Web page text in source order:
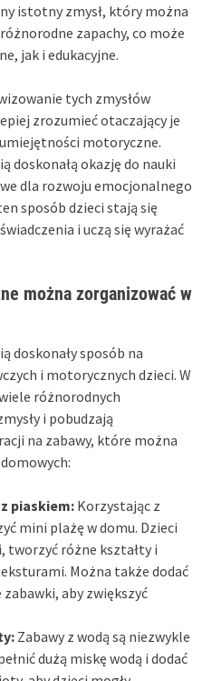
istotny zmysł, który można
zapachy, co może
jak i edukacyjne.
tych zmysłów
zrozumieć otaczający je
motoryczne.
doskonałą okazję do nauki
dla rozwoju emocjonalnego
sposób dzieci stają się
i uczą się wyrażać
można zorganizować w
doskonały sposób na
i motorycznych dzieci. W
różnorodnych
i pobudzają
na zabawy, które można
piaskiem: Korzystając z
mini plażę w domu. Dzieci
tworzyć różne kształty i
Można także dodać
aby zwiększyć
Zabawy z wodą są niezwykle
dużą miskę wodą i dodać